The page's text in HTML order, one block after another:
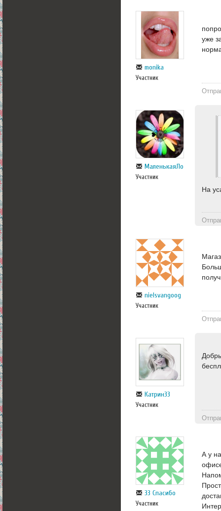
monika
Участник
уже
МаленькаяЛо
Участник
На
nielsvangoog
Участник
Катрин33
Участник
33 Спасибо
Участник
А у